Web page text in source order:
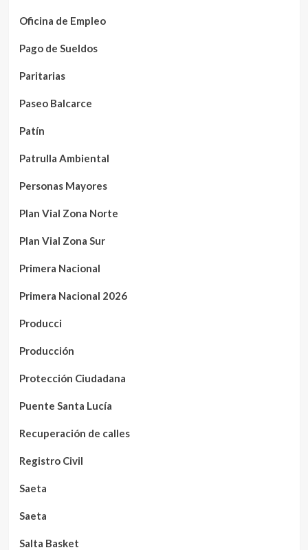
Oficina de Empleo
Pago de Sueldos
Paritarias
Paseo Balcarce
Patín
Patrulla Ambiental
Personas Mayores
Plan Vial Zona Norte
Plan Vial Zona Sur
Primera Nacional
Primera Nacional 2026
Producci
Producción
Protección Ciudadana
Puente Santa Lucía
Recuperación de calles
Registro Civil
Saeta
Saeta
Salta Basket